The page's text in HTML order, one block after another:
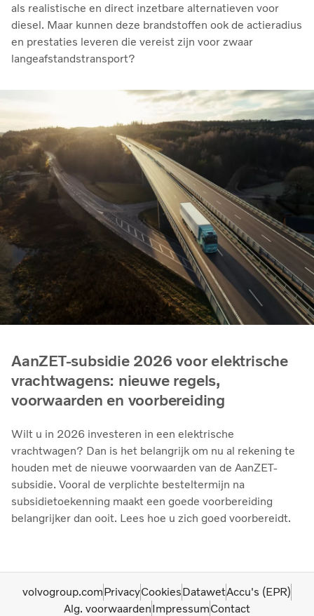
als realistische en direct inzetbare alternatieven voor
diesel. Maar kunnen deze brandstoffen ook de actieradius
en prestaties leveren die vereist zijn voor zwaar
langeafstandstransport?
AanZET-subsidie 2026 voor elektrische
vrachtwagens: nieuwe regels,
voorwaarden en voorbereiding
Wilt u in 2026 investeren in een elektrische
vrachtwagen? Dan is het belangrijk om nu al rekening te
houden met de nieuwe voorwaarden van de AanZET-
subsidie. Vooral de verplichte besteltermijn na
subsidietoekenning maakt een goede voorbereiding
belangrijker dan ooit. Lees hoe u zich goed voorbereidt.
volvogroup.comPrivacyCookiesDatawetAccu's (EPR)
Alg. voorwaardenImpressumContact